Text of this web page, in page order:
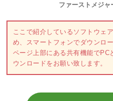
ファーストメジャ
ここで紹介しているソフトウェ
め、スマートフォンでダウンロ
ページ上部にある共有機能でPC
ウンロードをお願い致します。